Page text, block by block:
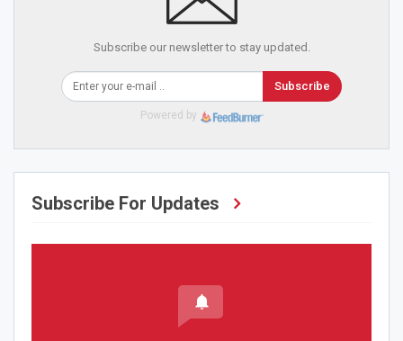
Subscribe our newsletter to stay updated.
Subscribe
Powered by
Subscribe For Updates